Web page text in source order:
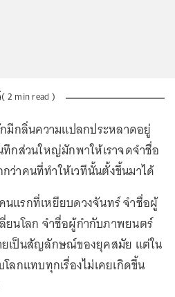
( 2 min read )
มีกลิ่นความแปลกประหลาดอยู่
กส่วนใหญ่มักพาให้เราจดจำชื่อ
ว่าคนที่ทำให้เวทีนั้นตั้งขึ้นมาได้
นแรกที่เหยียบดวงจันทร์ จำชื่อผู้
ยนโลก จำชื่อผู้กำกับภาพยนตร์
เป็นสัญลักษณ์ของยุคสมัย แต่ใน
ลกแทบทุกเรื่องไม่เคยเกิดขึ้น